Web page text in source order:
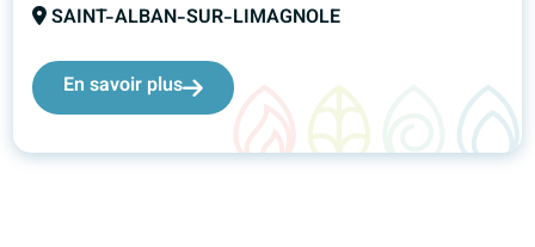
SAINT-ALBAN-SUR-LIMAGNOLE
En savoir plus